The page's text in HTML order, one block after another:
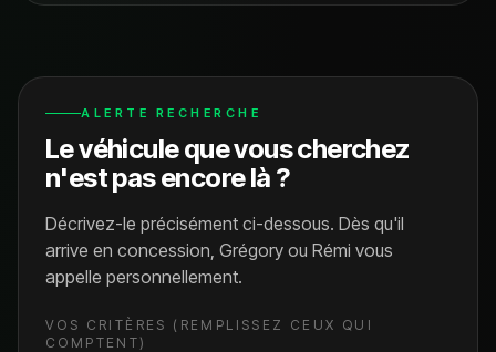
ALERTE RECHERCHE
Le véhicule que vous cherchez
n'est pas encore là ?
Décrivez-le précisément ci-dessous. Dès qu'il
arrive en concession, Grégory ou Rémi vous
appelle personnellement.
VOS CRITÈRES (REMPLISSEZ CEUX QUI
COMPTENT)